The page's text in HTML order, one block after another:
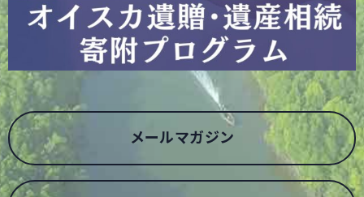
メールマガジン